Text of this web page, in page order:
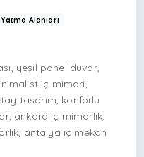
Yatma Alanları
yeşil panel duvar,
iç mimari,
tasarım, konforlu
ankara iç mimarlık,
antalya iç mekan